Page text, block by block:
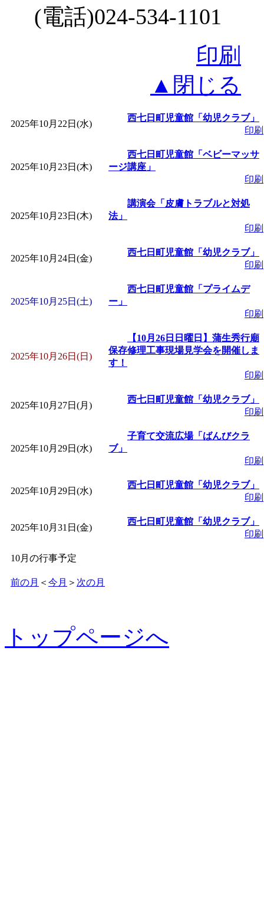
(電話)024-534-1101
印刷
▲閉じる
2025年10月22日(水)
西七日町児童館「幼児クラブ」
印刷
2025年10月23日(木)
西七日町児童館「ベビーマッサ
ージ講座」
印刷
2025年10月23日(木)
講演会「皮膚トラブルと対処
法」
印刷
2025年10月24日(金)
西七日町児童館「幼児クラブ」
印刷
2025年10月25日(土)
西七日町児童館「プライムデ
ー」
印刷
2025年10月26日(日)
【10月26日日曜日】蒲生秀行廟
保存修理工事現場見学会を開催しま
す！
印刷
2025年10月27日(月)
西七日町児童館「幼児クラブ」
印刷
2025年10月29日(水)
子育て交流広場「ばんびクラ
ブ」
印刷
2025年10月29日(水)
西七日町児童館「幼児クラブ」
印刷
2025年10月31日(金)
西七日町児童館「幼児クラブ」
印刷
10月の行事予定
前の月 ＜ 今月 ＞ 次の月
トップページへ